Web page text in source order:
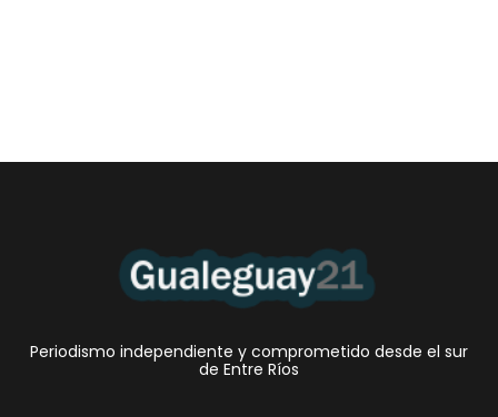
Periodismo independiente y comprometido desde el sur
de Entre Ríos